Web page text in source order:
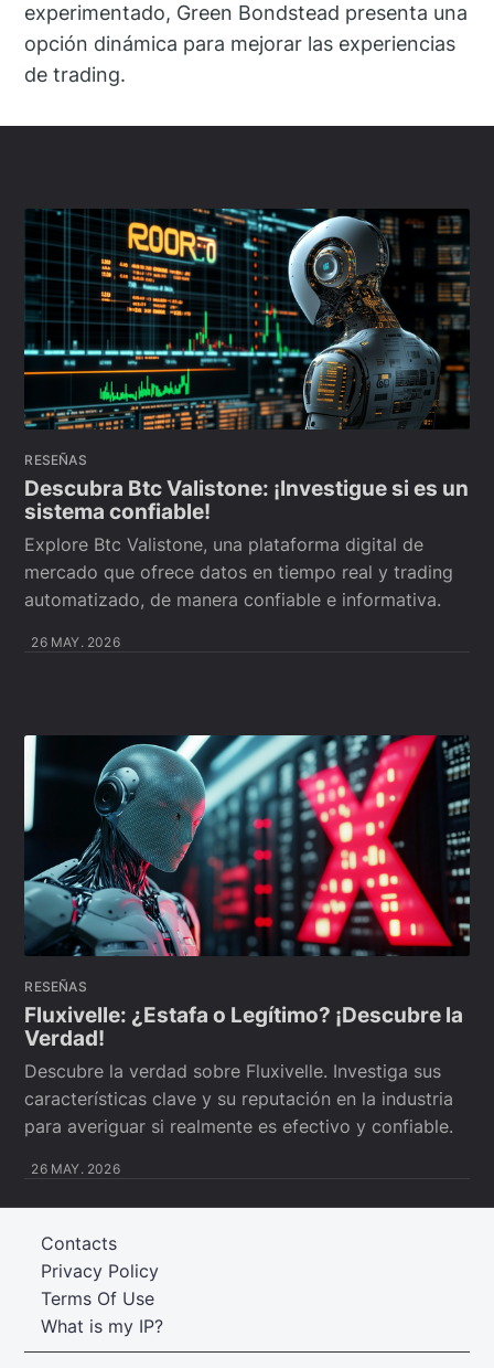
experimentado, Green Bondstead presenta una
opción dinámica para mejorar las experiencias
de trading.
RESEÑAS
Descubra Btc Valistone: ¡Investigue si es un
sistema confiable!
Explore Btc Valistone, una plataforma digital de
mercado que ofrece datos en tiempo real y trading
automatizado, de manera confiable e informativa.
26 MAY. 2026
RESEÑAS
Fluxivelle: ¿Estafa o Legítimo? ¡Descubre la
Verdad!
Descubre la verdad sobre Fluxivelle. Investiga sus
características clave y su reputación en la industria
para averiguar si realmente es efectivo y confiable.
26 MAY. 2026
What is my IP?
Terms Of Use
Privacy Policy
Contacts